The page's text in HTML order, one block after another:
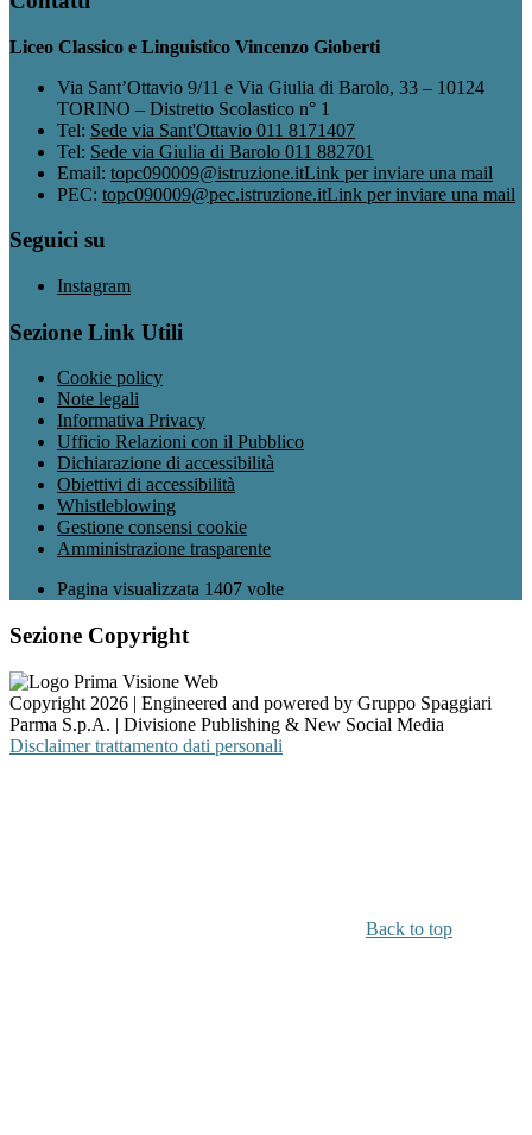
Liceo Classico e Linguistico Vincenzo Gioberti
Via Sant’Ottavio 9/11 e Via Giulia di Barolo, 33 – 10124
TORINO – Distretto Scolastico n° 1
Tel: Sede via Sant'Ottavio 011 8171407
Tel: Sede via Giulia di Barolo 011 882701
Email: topc090009@istruzione.itLink per inviare una mail
PEC: topc090009@pec.istruzione.itLink per inviare una mail
Seguici su
Instagram
Sezione Link Utili
Cookie policy
Note legali
Informativa Privacy
Ufficio Relazioni con il Pubblico
Dichiarazione di accessibilità
Obiettivi di accessibilità
Whistleblowing
Gestione consensi cookie
Amministrazione trasparente
Pagina visualizzata 1407 volte
Sezione Copyright
Copyright 2026 | Engineered and powered by Gruppo Spaggiari
Parma S.p.A. | Divisione Publishing & New Social Media
Disclaimer trattamento dati personali
Back to top